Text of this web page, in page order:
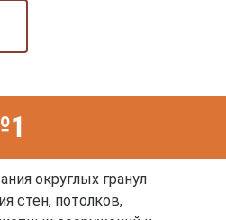
округлых гранул
стен, потолков,